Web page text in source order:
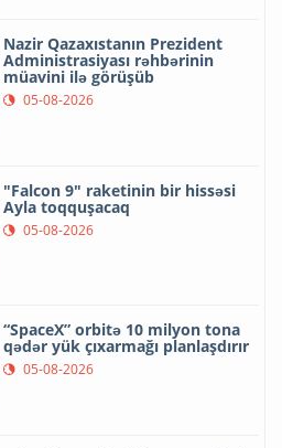
Nazir Qazaxıstanın Prezident
Administrasiyası rəhbərinin
müavini ilə görüşüb
05-08-2026
"Falcon 9" raketinin bir hissəsi
Ayla toqquşacaq
05-08-2026
“SpaceX” orbitə 10 milyon tona
qədər yük çıxarmağı planlaşdırır
05-08-2026